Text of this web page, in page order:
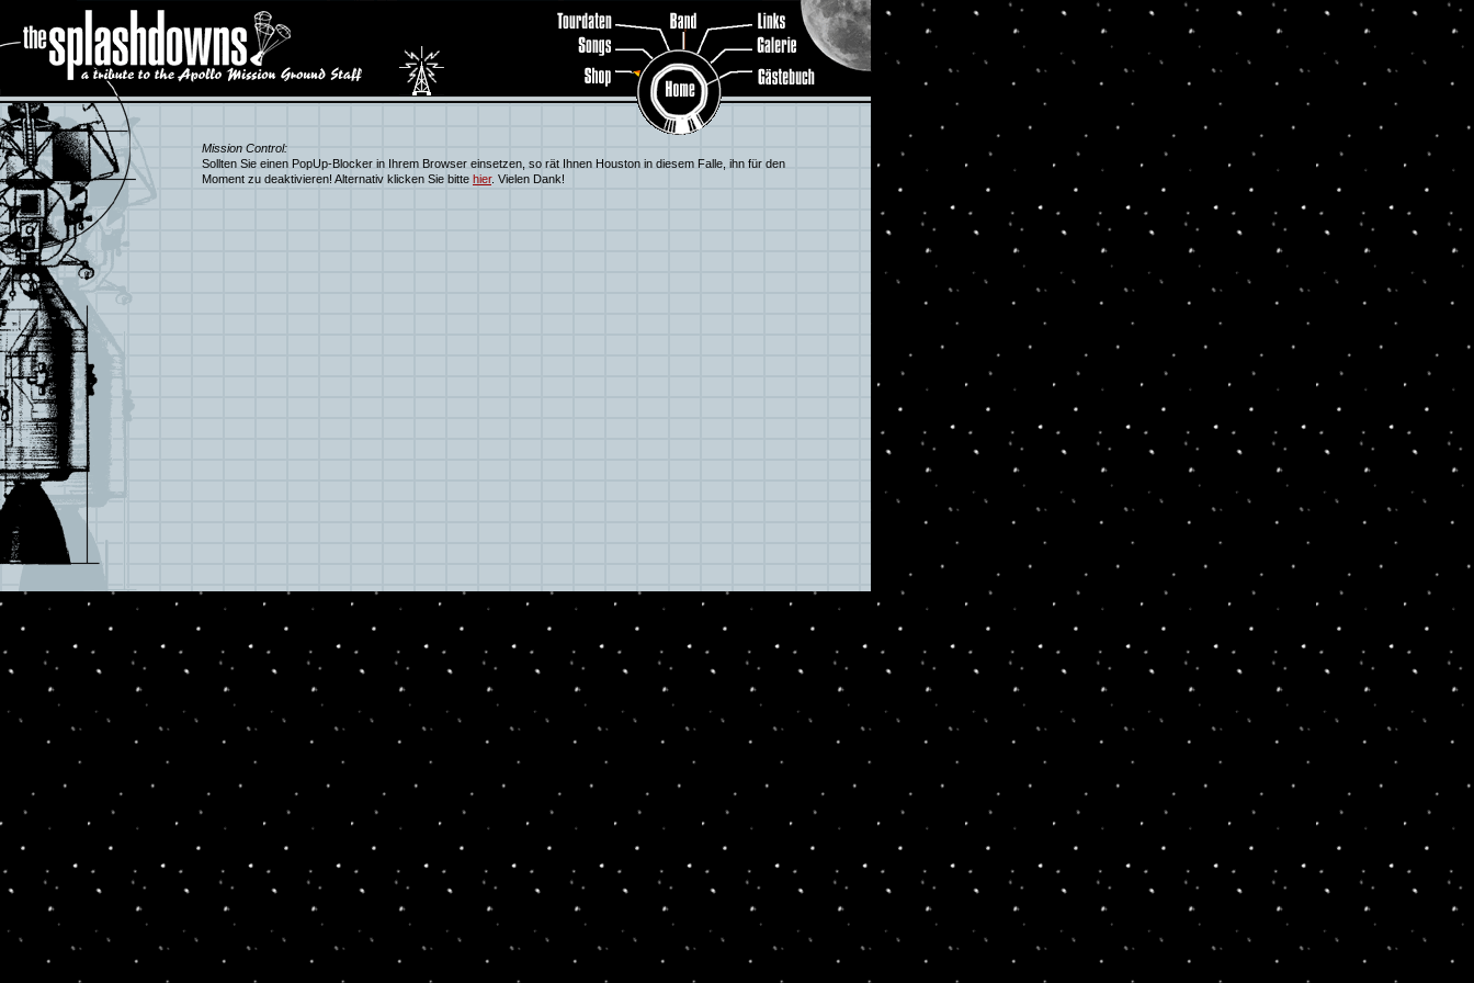
Mission Control:
Sollten Sie einen PopUp-Blocker in Ihrem Browser einsetzen, so rät Ihnen Houston in diesem Falle, ihn für den
Moment zu deaktivieren! Alternativ klicken Sie bitte hier. Vielen Dank!